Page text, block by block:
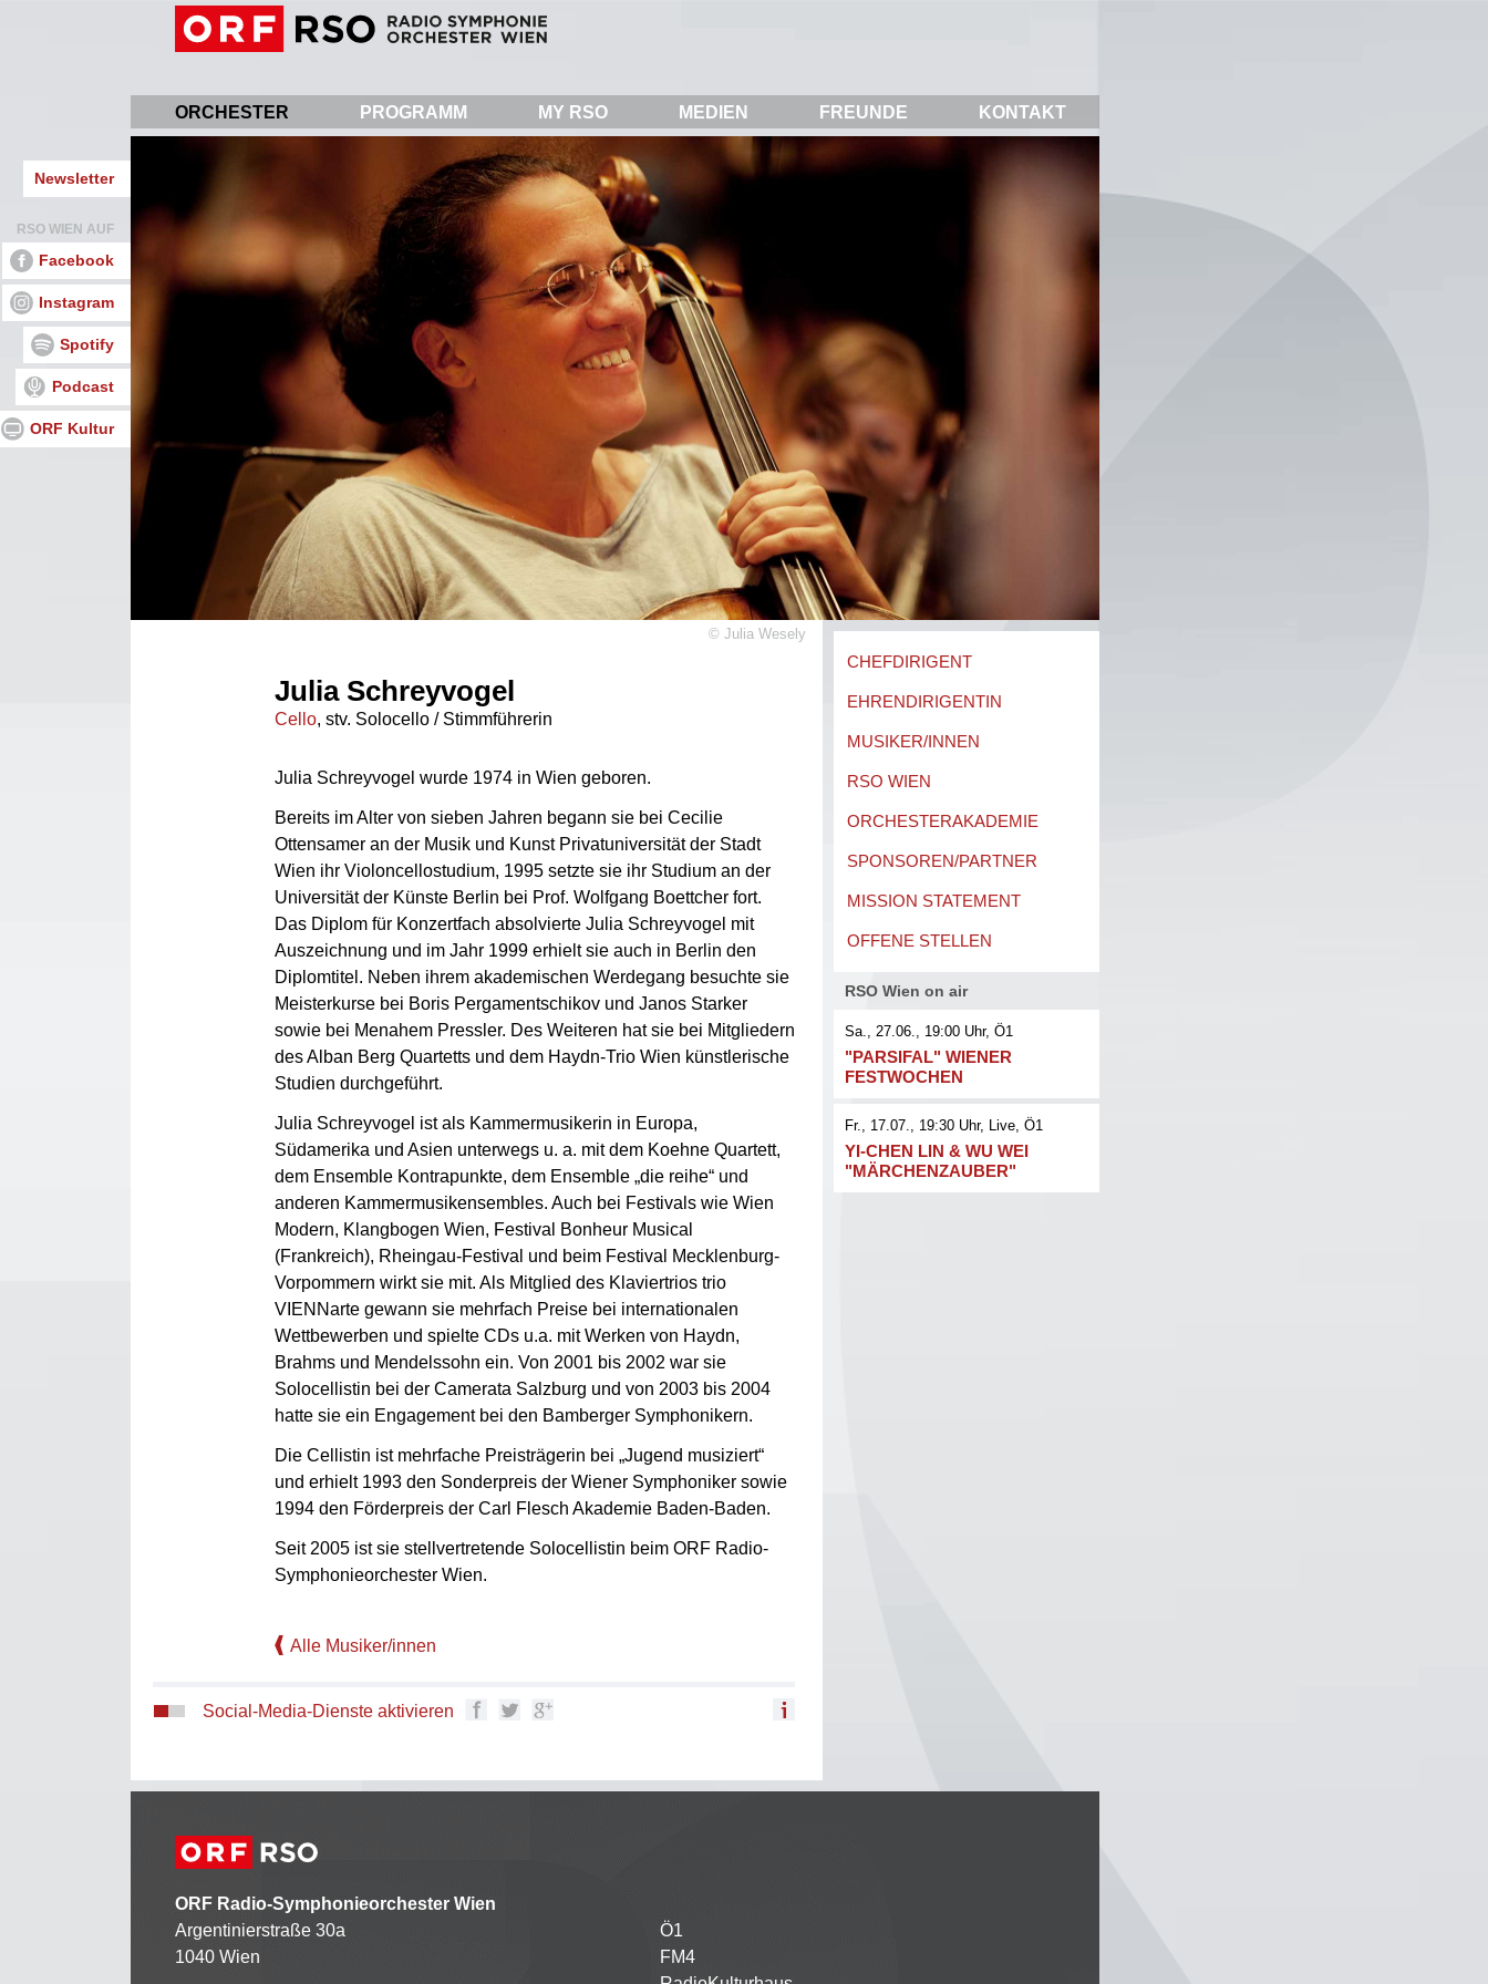
ORCHESTER PROGRAMM MY RSO MEDIEN FREUNDE KONTAKT
Newsletter
RSO WIEN AUF
Facebook
Instagram
Spotify
Podcast
ORF Kultur
© Julia Wesely
Julia Schreyvogel
Cello, stv. Solocello / Stimmführerin
Julia Schreyvogel wurde 1974 in Wien geboren.
Bereits im Alter von sieben Jahren begann sie bei Cecilie
Ottensamer an der Musik und Kunst Privatuniversität der Stadt
Wien ihr Violoncellostudium, 1995 setzte sie ihr Studium an der
Universität der Künste Berlin bei Prof. Wolfgang Boettcher fort.
Das Diplom für Konzertfach absolvierte Julia Schreyvogel mit
Auszeichnung und im Jahr 1999 erhielt sie auch in Berlin den
Diplomtitel. Neben ihrem akademischen Werdegang besuchte sie
Meisterkurse bei Boris Pergamentschikov und Janos Starker
sowie bei Menahem Pressler. Des Weiteren hat sie bei Mitgliedern
des Alban Berg Quartetts und dem Haydn-Trio Wien künstlerische
Studien durchgeführt.
Julia Schreyvogel ist als Kammermusikerin in Europa,
Südamerika und Asien unterwegs u. a. mit dem Koehne Quartett,
dem Ensemble Kontrapunkte, dem Ensemble „die reihe“ und
anderen Kammermusikensembles. Auch bei Festivals wie Wien
Modern, Klangbogen Wien, Festival Bonheur Musical
(Frankreich), Rheingau-Festival und beim Festival Mecklenburg-
Vorpommern wirkt sie mit. Als Mitglied des Klaviertrios trio
VIENNarte gewann sie mehrfach Preise bei internationalen
Wettbewerben und spielte CDs u.a. mit Werken von Haydn,
Brahms und Mendelssohn ein. Von 2001 bis 2002 war sie
Solocellistin bei der Camerata Salzburg und von 2003 bis 2004
hatte sie ein Engagement bei den Bamberger Symphonikern.
Die Cellistin ist mehrfache Preisträgerin bei „Jugend musiziert“
und erhielt 1993 den Sonderpreis der Wiener Symphoniker sowie
1994 den Förderpreis der Carl Flesch Akademie Baden-Baden.
Seit 2005 ist sie stellvertretende Solocellistin beim ORF Radio-
Symphonieorchester Wien.
Alle Musiker/innen
Social-Media-Dienste aktivieren
CHEFDIRIGENT
EHRENDIRIGENTIN
MUSIKER/INNEN
RSO WIEN
ORCHESTERAKADEMIE
SPONSOREN/PARTNER
MISSION STATEMENT
OFFENE STELLEN
RSO Wien on air
Sa., 27.06., 19:00 Uhr, Ö1
"PARSIFAL" WIENER
FESTWOCHEN
Fr., 17.07., 19:30 Uhr, Live, Ö1
YI-CHEN LIN & WU WEI
"MÄRCHENZAUBER"
ORF Radio-Symphonieorchester Wien
Argentinierstraße 30a
1040 Wien
Partnersender
Ö1
FM4